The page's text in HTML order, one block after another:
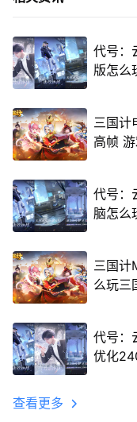
代号：
版怎么
三国计
高帧
代号：
脑怎么
三国计
么玩三
代号：
优化
查看更多